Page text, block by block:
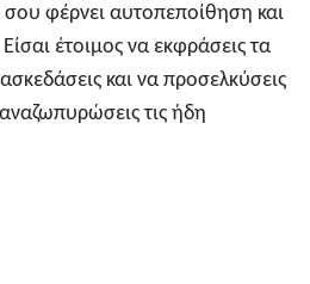
φέρνει αυτοπεποίθηση και
έτοιμος να εκφράσεις τα
και να προσελκύσεις
τις ήδη